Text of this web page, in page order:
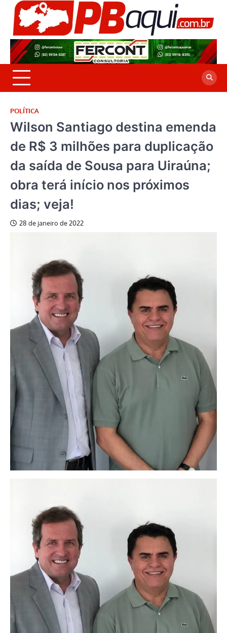
Skip
content
POLÍTICA
Wilson Santiago destina emenda
de R$ 3 milhões para duplicação
da saída de Sousa para Uiraúna;
obra terá início nos próximos
dias; veja!
28 de janeiro de 2022